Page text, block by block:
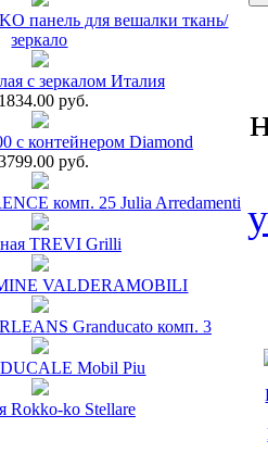
панель для вешалки ткань/
зеркало
с зеркалом Италия
руб.
с контейнером Diamond
руб.
комп. 25 Julia Arredamenti
TREVI Grilli
VALDERAMOBILI
Granducato комп. 3
Mobil Piu
Rokko-ko Stellare